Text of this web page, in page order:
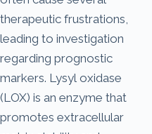
therapeutic frustrations,
leading to investigation
regarding prognostic
markers. Lysyl oxidase
(LOX) is an enzyme that
promotes extracellular